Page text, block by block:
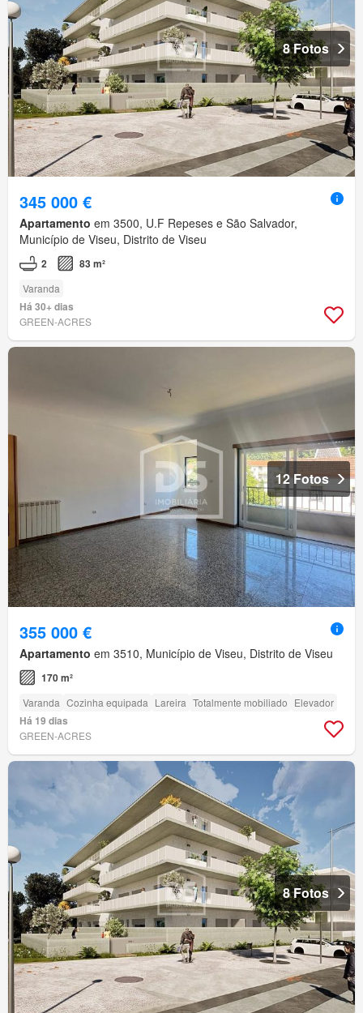
8 Fotos
345 000 €
Apartamento em 3500, U.F Repeses e São Salvador,
Município de Viseu, Distrito de Viseu
2 83 m²
Varanda
Há 30+ dias
GREEN-ACRES
12 Fotos
355 000 €
Apartamento em 3510, Município de Viseu, Distrito de Viseu
170 m²
Varanda Cozinha equipada Lareira Totalmente mobiliado Elevador
Há 19 dias
GREEN-ACRES
8 Fotos